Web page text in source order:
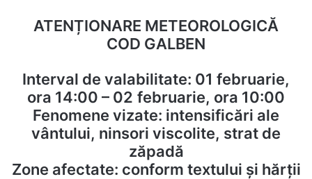
ATENȚIONARE METEOROLOGICĂ
COD GALBEN
Interval de valabilitate: 01 februarie,
ora 14:00 – 02 februarie, ora 10:00
Fenomene vizate: intensificări ale
vântului, ninsori viscolite, strat de
zăpadă
Zone afectate: conform textului și hărții